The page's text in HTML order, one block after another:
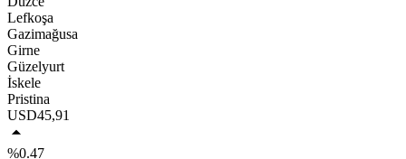
Lefkoşa
Gazimağusa
Girne
Güzelyurt
İskele
Pristina
USD45,91
%0.47